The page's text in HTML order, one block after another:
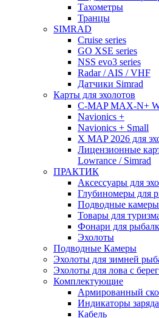
Тахометры
Транцы
SIMRAD
Cruise series
GO XSE series
NSS evo3 series
Radar / AIS / VHF
Датчики Simrad
Карты для эхолотов
C-MAP MAX-N+
Navionics +
Navionics + Small
X MAP 2026 для
Лицензионные
Lowrance / Simrad
ПРАКТИК
Аксессуары для
Глубиномеры для
Подводные
Товары для
Фонари для
Эхолоты
Подводные Камеры
Эхолоты для зимней
Эхолоты для лова с
Комплектующие
Армированный
Индикаторы заряда
Кабель